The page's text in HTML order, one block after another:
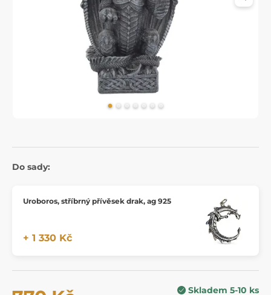
Do sady:
Uroboros, stříbrný přívěsek drak, ag 925
+ 1 330 Kč
Skladem 5-10 ks